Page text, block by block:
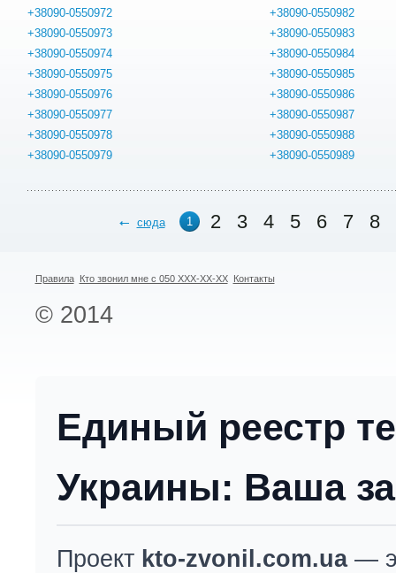
+38090-0550972
+38090-0550973
+38090-0550974
+38090-0550975
+38090-0550976
+38090-0550977
+38090-0550978
+38090-0550979
+38090-0550982
+38090-0550983
+38090-0550984
+38090-0550985
+38090-0550986
+38090-0550987
+38090-0550988
+38090-0550989
сюда 1 2 3 4 5 6 7 8
Правила Кто звонил мне с 050 XXX-XX-XX Контакты
© 2014
Единый реестр
Украины: Ваша
Проект kto-zvonil.com.ua—